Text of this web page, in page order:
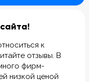
к
отзывы. В
фирм-
низкой ценой